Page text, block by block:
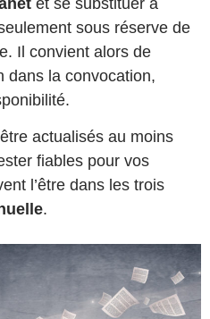
sous réserve de
Il convient alors de
dans la convocation,
actualisés au moins
fiables pour vos
l’être dans les trois
.